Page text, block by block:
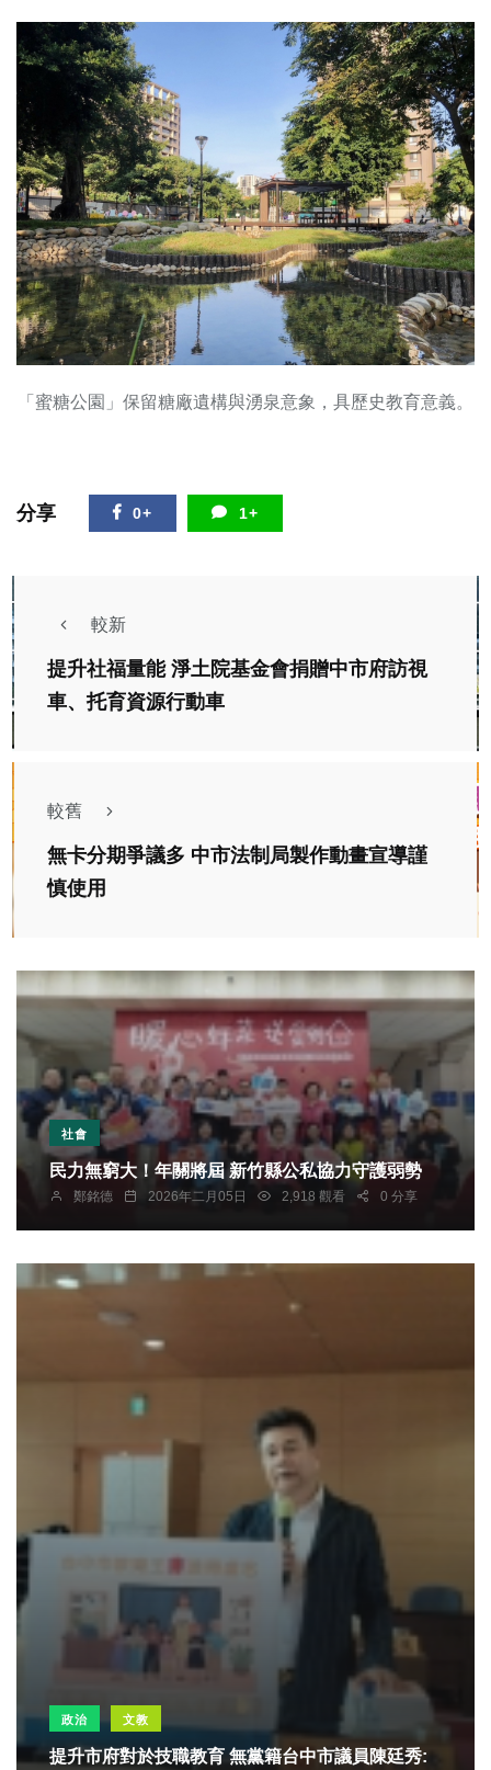
「蜜糖公園」保留糖廠遺構與湧泉意象，具歷史教育意義。
分享 0+ 1+
較新
提升社福量能 淨土院基金會捐贈中市府訪視
車、托育資源行動車
較舊
無卡分期爭議多 中市法制局製作動畫宣導謹
慎使用
社會
民力無窮大！年關將屆 新竹縣公私協力守護弱勢
鄭銘德 2026年二月05日 2,918 觀看 0 分享
政治 文教
提升市府對於技職教育 無黨籍台中市議員陳廷秀: